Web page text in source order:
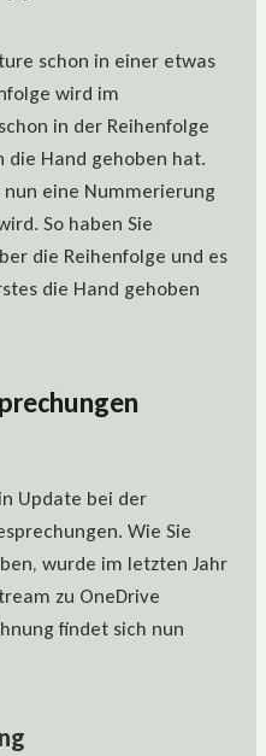
schon in einer etwas
wird im
in der Reihenfolge
Hand gehoben hat.
eine Nummerierung
So haben Sie
die Reihenfolge und es
die Hand gehoben
Update bei der
Wie Sie
wurde im letzten Jahr
zu OneDrive
findet sich nun